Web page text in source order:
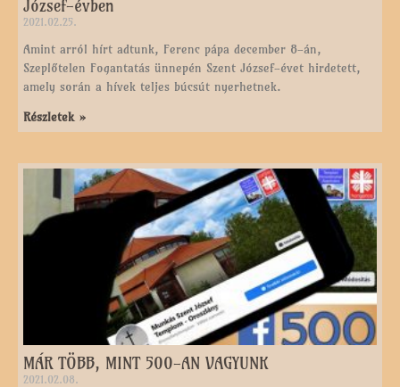
József-évben
2021.02.25.
Amint arról hírt adtunk, Ferenc pápa december 8-án,
Szeplőtelen Fogantatás ünnepén Szent József-évet hirdetett,
amely során a hívek teljes búcsút nyerhetnek.
Részletek »
MÁR TÖBB, MINT 500-AN VAGYUNK
2021.02.08.